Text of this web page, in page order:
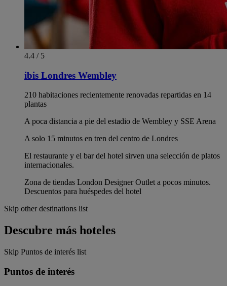
4.4 / 5
ibis Londres Wembley
210 habitaciones recientemente renovadas repartidas en 14
plantas
A poca distancia a pie del estadio de Wembley y SSE Arena
A solo 15 minutos en tren del centro de Londres
El restaurante y el bar del hotel sirven una selección de platos
internacionales.
Zona de tiendas London Designer Outlet a pocos minutos.
Descuentos para huéspedes del hotel
Skip other destinations list
Descubre más hoteles
Skip Puntos de interés list
Puntos de interés